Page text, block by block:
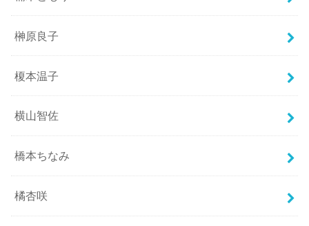
榊原良子
榎本温子
横山智佐
橋本ちなみ
橘杏咲